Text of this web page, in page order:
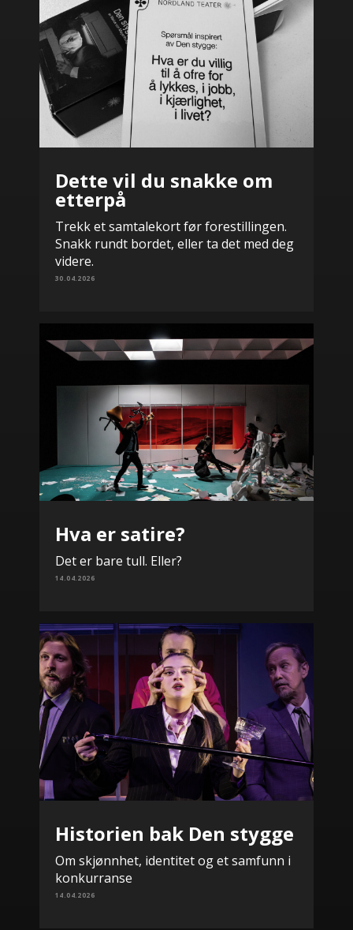
Dette vil du snakke om
etterpå
Trekk et samtalekort før forestillingen.
Snakk rundt bordet, eller ta det med deg
videre.
30.04.2026
Hva er satire?
Det er bare tull. Eller?
14.04.2026
Historien bak Den stygge
Om skjønnhet, identitet og et samfunn i
konkurranse
14.04.2026